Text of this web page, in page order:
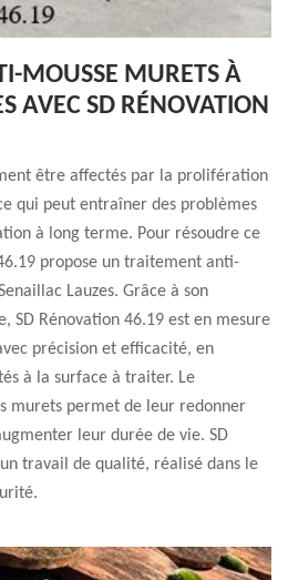
MOUSSE MURETS À
AVEC SD RÉNOVATION
être affectés par la prolifération
qui peut entraîner des problèmes
à long terme. Pour résoudre ce
propose un traitement anti-
Lauzes. Grâce à son
SD Rénovation 46.19 est en mesure
précision et efficacité, en
à la surface à traiter. Le
murets permet de leur redonner
leur durée de vie. SD
travail de qualité, réalisé dans le